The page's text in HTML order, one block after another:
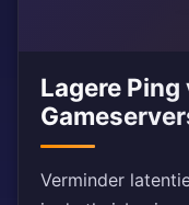
Lagere
Verminder